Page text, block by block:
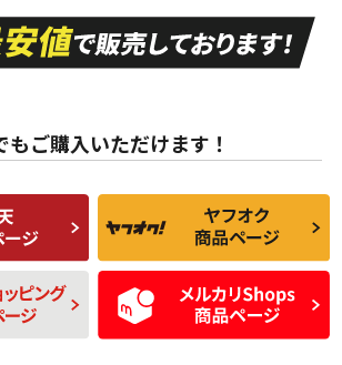
少なく、
ほとんど
古品
A
走行距離も少なく、
非常に状態の良い中
古品
古品
んどない中古品
いな中古
C
られるが、使用に問
題のない中古品
立つ傷が
的な中古
D
残り溝も少なく、偏
磨耗がみられ、短期
間使用できるくらい
の中古品
もご購入いただけます！